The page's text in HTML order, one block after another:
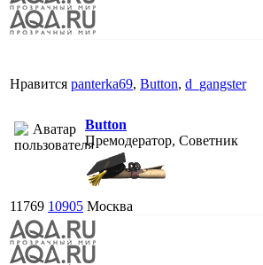
Нравится panterka69, Button, d_gangster
Button
Премодератор, Советник
11769 10905 Москва